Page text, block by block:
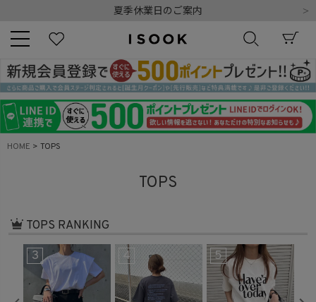
令和8年熊本地震の影響によるお荷物のお届けについて
新規会員登録でもれなく500ポイントプレゼント
夏季休業日のご案内
令和8年熊本地震の影響によるお荷物のお届けについて
キーワード
販売タイプ
新着 再入荷 SALE
HOME TOPS
TOPS
TOPS RANKING
3 4 5